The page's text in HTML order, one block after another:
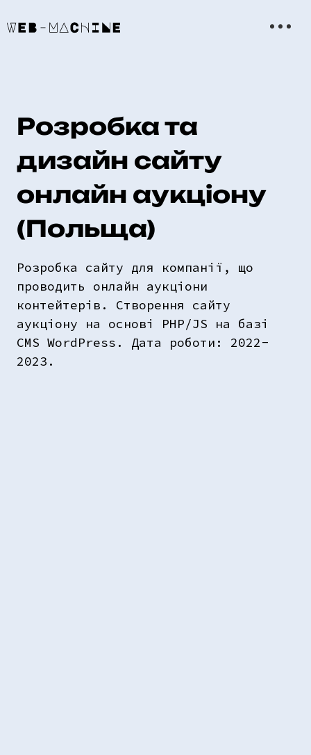
Розробка та
дизайн сайту
онлайн аукціону
(Польща)
Розробка сайту для компанії, що
проводить онлайн аукціони
контейтерів. Створення сайту
аукціону на основі PHP/JS на базі
CMS WordPress. Дата роботи: 2022-
2023.